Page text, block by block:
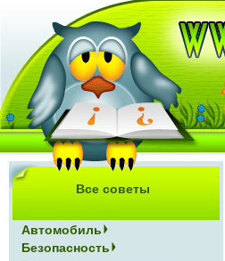
Все советы
Автомобиль
Безопасность